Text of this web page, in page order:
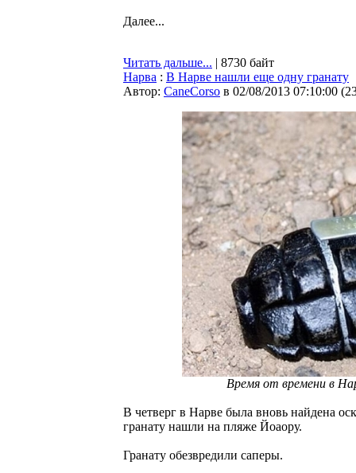
Далее...
Читать дальше... | 8730 байт
Нарва : В Нарве нашли еще одну гранату
Автор: CaneCorso в 02/08/2013 07:10:00 (
Время от времени в
В четверг в Нарве была вновь найдена
гранату нашли на пляже Йоаору.
Гранату обезвредили саперы.